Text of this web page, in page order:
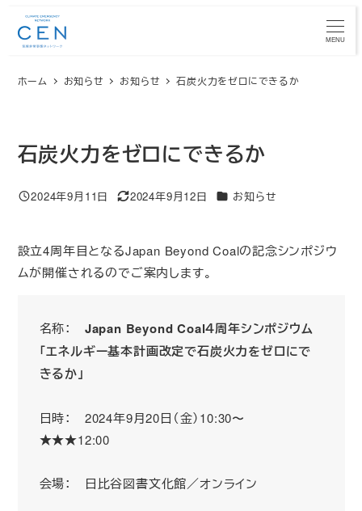
MENU
ホーム お知らせ お知らせ 石炭火力をゼロにできるか
石炭火力をゼロにできるか
投稿日
2024年9月11日
更新日
2024年9月12日 カテゴリー
お知らせ
設立4周年目となるJapan Beyond Coalの記念シンポジウ
ムが開催されるのでご案内します。
名称： Japan Beyond Coal４周年シンポジウム
「エネルギー基本計画改定で石炭火力をゼロにで
きるか」
日時： 2024年9月20日（金）10:30〜
★★★12:00
会場： 日比谷図書文化館／オンライン